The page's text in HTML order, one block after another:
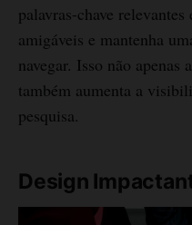
palavras-chave
amigáveis e mantenha
navegar. Isso não
também aumenta a
pesquisa.
Design